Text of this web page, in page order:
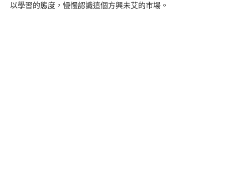
以學習的態度，慢慢認識這個方興未艾的市場。